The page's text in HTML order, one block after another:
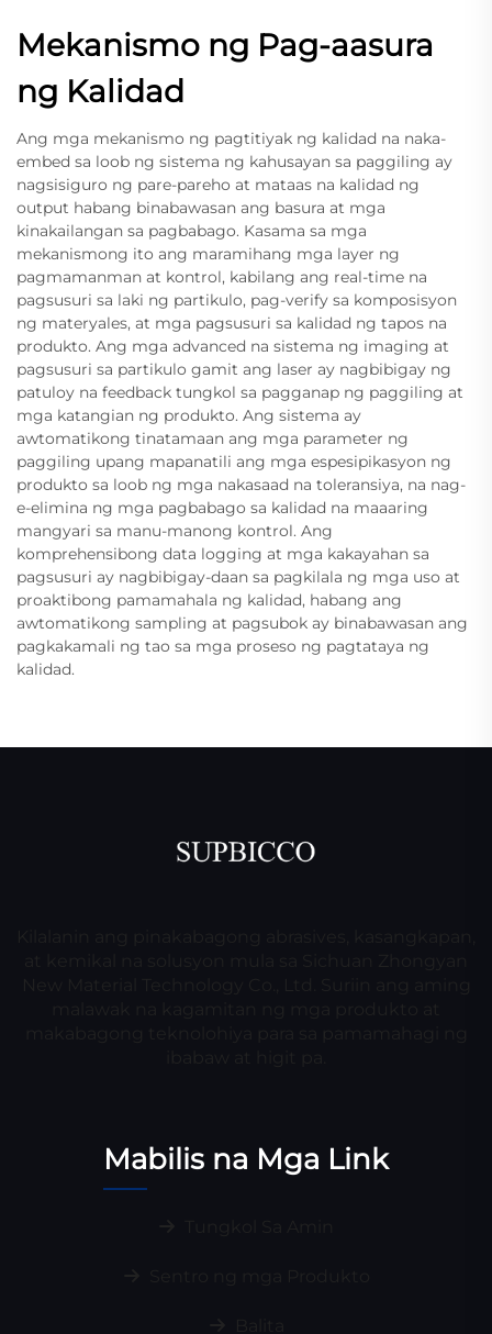
Mekanismo ng Pag-aasura
ng Kalidad
Ang mga mekanismo ng pagtitiyak ng kalidad na naka-
embed sa loob ng sistema ng kahusayan sa paggiling ay
nagsisiguro ng pare-pareho at mataas na kalidad ng
output habang binabawasan ang basura at mga
kinakailangan sa pagbabago. Kasama sa mga
mekanismong ito ang maramihang mga layer ng
pagmamanman at kontrol, kabilang ang real-time na
pagsusuri sa laki ng partikulo, pag-verify sa komposisyon
ng materyales, at mga pagsusuri sa kalidad ng tapos na
produkto. Ang mga advanced na sistema ng imaging at
pagsusuri sa partikulo gamit ang laser ay nagbibigay ng
patuloy na feedback tungkol sa pagganap ng paggiling at
mga katangian ng produkto. Ang sistema ay
awtomatikong tinatamaan ang mga parameter ng
paggiling upang mapanatili ang mga espesipikasyon ng
produkto sa loob ng mga nakasaad na toleransiya, na nag-
e-elimina ng mga pagbabago sa kalidad na maaaring
mangyari sa manu-manong kontrol. Ang
komprehensibong data logging at mga kakayahan sa
pagsusuri ay nagbibigay-daan sa pagkilala ng mga uso at
proaktibong pamamahala ng kalidad, habang ang
awtomatikong sampling at pagsubok ay binabawasan ang
pagkakamali ng tao sa mga proseso ng pagtataya ng
kalidad.
Mabilis na Mga Link